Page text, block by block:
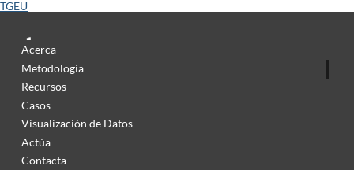
TGEU
Acerca
Metodología
Recursos
Casos
Visualización de Datos
Actúa
Contacta